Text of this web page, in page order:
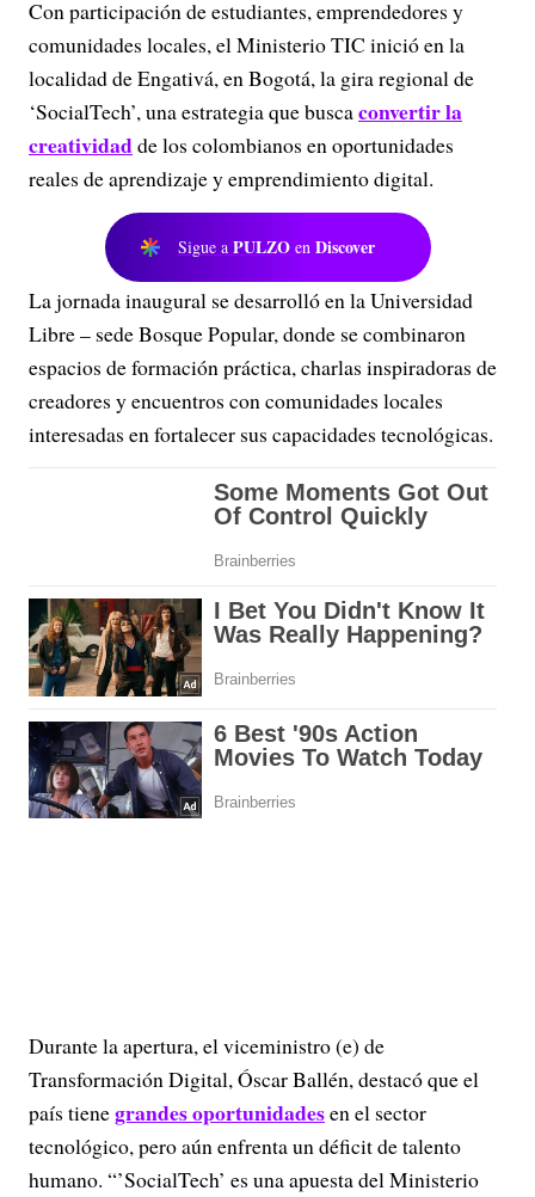
Con participación de estudiantes, emprendedores y
comunidades locales, el Ministerio TIC inició en la
localidad de Engativá, en Bogotá, la gira regional de
‘SocialTech’, una estrategia que buscaconvertir la
creatividadde los colombianos en oportunidades
reales de aprendizaje y emprendimiento digital.
Sigue a PULZO en Discover
La jornada inaugural se desarrolló en la Universidad
Libre – sede Bosque Popular, donde se combinaron
espacios de formación práctica, charlas inspiradoras de
creadores y encuentros con comunidades locales
interesadas en fortalecer sus capacidades tecnológicas.
Durante la apertura, el viceministro (e) de
Transformación Digital, Óscar Ballén, destacó que el
país tienegrandes oportunidadesen el sector
tecnológico, pero aún enfrenta un déficit de talento
humano. “’SocialTech’ es una apuesta del Ministerio